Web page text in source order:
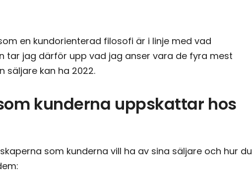
en kundorienterad filosofi är i linje med vad
tar jag därför upp vad jag anser vara de fyra mest
säljare kan ha 2022.
kunderna uppskattar hos
som kunderna vill ha av sina säljare och hur du